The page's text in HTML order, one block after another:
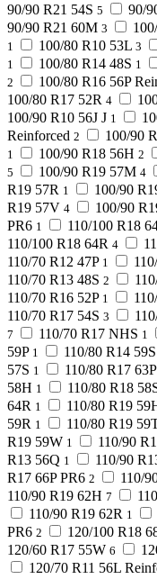
90/90 R21 54S 5 90/
90/90 R21 60M 3
1 100/80 R10 53L 3
1 100/80 R14 48S 1
2 100/80 R16 56P
100/80 R17 52R 4
100/90 R10 56J J 1
Reinforced 2 100/90
1 100/90 R18 56H 2
5 100/90 R19 57M 4
R19 57R 1 100/90
R19 57V 4 100/90
PR6 1 110/100 R18
110/100 R18 64R 4
110/70 R12 47P 1
110/70 R13 48S 2
110/70 R16 52P 1
110/70 R17 54S 3
7 110/70 R17 NHS 1
59P 1 110/80 R14 59S
57S 1 110/80 R17 63P
58H 1 110/80 R18
64R 1 110/80 R19
59R 1 110/80 R19
R19 59W 1 110/90
R13 56Q 1 110/90
R17 66P PR6 2 110/
110/90 R19 62H 7
110/90 R19 62R 1
PR6 2 120/100 R18
120/60 R17 55W 6
120/70 R11 56L